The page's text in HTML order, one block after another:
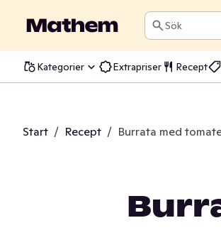
Sök
Kategorier Extrapriser Recept
Start / Recept / Burrata med